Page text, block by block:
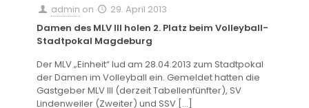
admin on
29. April 2013
Damen des MLV III holen 2. Platz beim Volleyball-
Stadtpokal Magdeburg
Der MLV „Einheit“ lud am 28.04.2013 zum Stadtpokal
der Damen im Volleyball ein. Gemeldet hatten die
Gastgeber MLV III (derzeit Tabellenfünfter), SV
Lindenweiler (Zweiter) und SSV […]